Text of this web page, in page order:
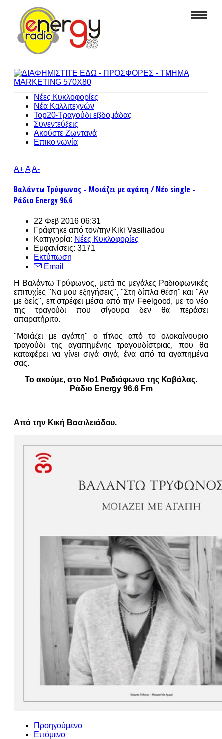
Νέες Κυκλοφορίες
Νέα Καλλιτεχνών
Top20-Τραγούδι εβδομάδας
Συνεντεύξεις
Ακούστε Ζωντανά
Επικοινωνία
A+AA-
Βαλάντω Τρύφωνος - Μοιάζει με αγάπη / Νέο single -
Ράδιο Energy 96.6
22 Φεβ 2016 06:31
Γράφτηκε από τον/την Kiki Vasiliadou
Κατηγορία: Νέες Κυκλοφορίες
Εμφανίσεις: 3171
Εκτύπωση
Email
Η Βαλάντω Τρύφωνος, μετά τις μεγάλες Ραδιοφωνικές
επιτυχίες "Να μου εξηγήσεις", "Στη δίπλα θέση" και "Αν
με δείς", επιστρέφει μέσα από την Feelgood, με το νέο
της τραγούδι που σίγουρα δεν θα περάσει
απαρατήριτο.
"Μοιάζει με αγάπη" ο τίτλος από το ολοκαίνουριο
τραγούδι της αγαπημένης τραγουδίστριας, που θα
καταφέρει να γίνει σιγά σιγά, ένα από τα αγαπημένα
σας.
Το ακούμε, στο Νο1 Ραδιόφωνο της Καβάλας.
Ράδιο Energy 96.6 Fm
Από την Κική Βασιλειάδου.
Προηγούμενο
Επόμενο